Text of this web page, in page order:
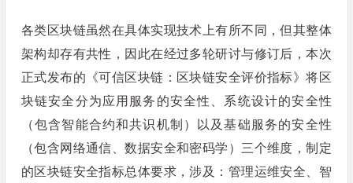
各类区块链虽然在具体实现技术上有所不同，但其整体
架构却存有共性，因此在经过多轮研讨与修订后，本次
正式发布的《可信区块链：区块链安全评价指标》将区
块链安全分为应用服务的安全性、系统设计的安全性
（包含智能合约和共识机制）以及基础服务的安全性
（包含网络通信、数据安全和密码学）三个维度，制定
的区块链安全指标总体要求，涉及：管理运维安全、智